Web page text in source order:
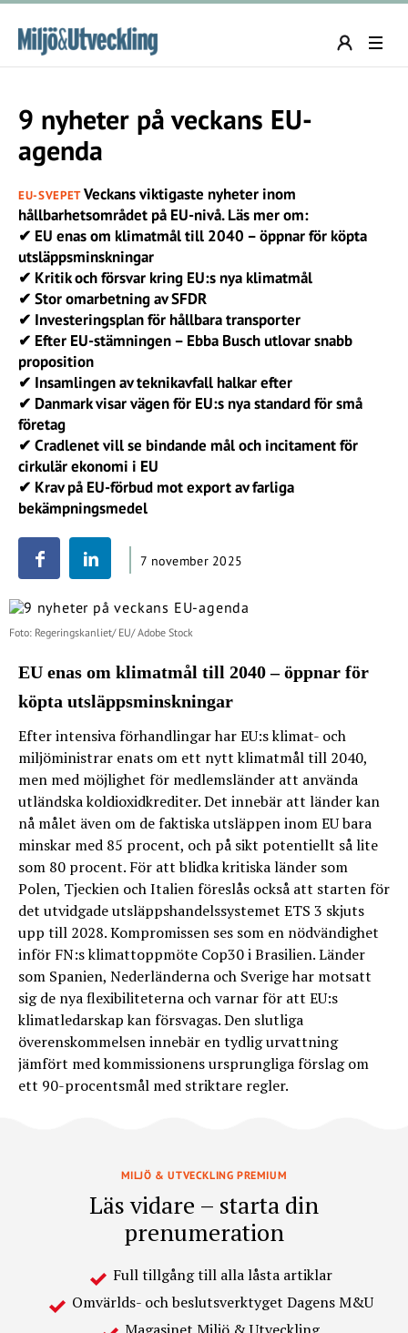
9 nyheter på veckans EU-
agenda
EU-SVEPETVeckans viktigaste nyheter inom
hållbarhetsområdet på EU-nivå. Läs mer om:
✔ EU enas om klimatmål till 2040 – öppnar för köpta
utsläppsminskningar
✔ Kritik och försvar kring EU:s nya klimatmål
✔ Stor omarbetning av SFDR
✔ Investeringsplan för hållbara transporter
✔ Efter EU-stämningen – Ebba Busch utlovar snabb
proposition
✔ Insamlingen av teknikavfall halkar efter
✔ Danmark visar vägen för EU:s nya standard för små
företag
✔ Cradlenet vill se bindande mål och incitament för
cirkulär ekonomi i EU
✔ Krav på EU-förbud mot export av farliga
bekämpningsmedel
7 november 2025
Foto: Regeringskanliet/ EU/ Adobe Stock
EU enas om klimatmål till 2040 – öppnar för
köpta utsläppsminskningar
Efter intensiva förhandlingar har EU:s klimat- och
miljöministrar enats om ett nytt klimatmål till 2040,
men med möjlighet för medlemsländer att använda
utländska koldioxidkrediter. Det innebär att länder kan
nå målet även om de faktiska utsläppen inom EU bara
minskar med 85 procent, och på sikt potentiellt så lite
som 80 procent. För att blidka kritiska länder som
Polen, Tjeckien och Italien föreslås också att starten för
det utvidgade utsläppshandelssystemet ETS 3 skjuts
upp till 2028. Kompromissen ses som en nödvändighet
inför FN:s klimattoppmöte Cop30 i Brasilien. Länder
som Spanien, Nederländerna och Sverige har motsatt
sig de nya flexibiliteterna och varnar för att EU:s
klimatledarskap kan försvagas. Den slutliga
överenskommelsen innebär en tydlig urvattning
jämfört med kommissionens ursprungliga förslag om
ett 90-procentsmål med striktare regler.
MILJÖ & UTVECKLING PREMIUM
Läs vidare – starta din
prenumeration
Full tillgång till alla låsta artiklar
Omvärlds- och beslutsverktyget Dagens M&U